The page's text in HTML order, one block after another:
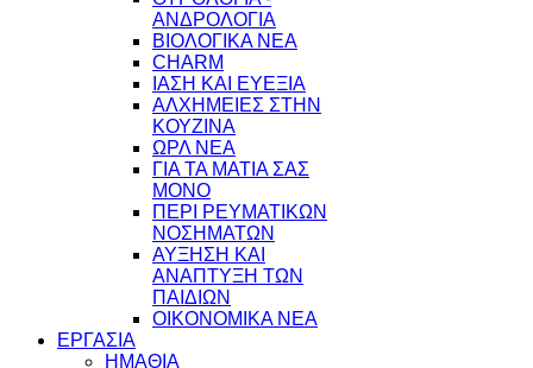
ΑΝΔΡΟΛΟΓΙΑ
ΒΙΟΛΟΓΙΚΑ ΝΕΑ
CHARM
ΙΑΣΗ ΚΑΙ ΕΥΕΞΙΑ
ΑΛΧΗΜΕΙΕΣ ΣΤΗΝ
ΚΟΥΖΙΝΑ
ΩΡΛ ΝEA
ΓΙΑ ΤΑ ΜΑΤΙΑ ΣΑΣ
ΜΟΝΟ
ΠΕΡΙ ΡΕΥΜΑΤΙΚΩΝ
ΝΟΣΗΜΑΤΩΝ
ΑΥΞΗΣΗ ΚΑΙ
ΑΝΑΠΤΥΞΗ ΤΩΝ
ΠΑΙΔΙΩΝ
ΟΙΚΟΝΟΜΙΚΑ ΝΕΑ
ΕΡΓΑΣΙΑ
ΗΜΑΘΙΑ